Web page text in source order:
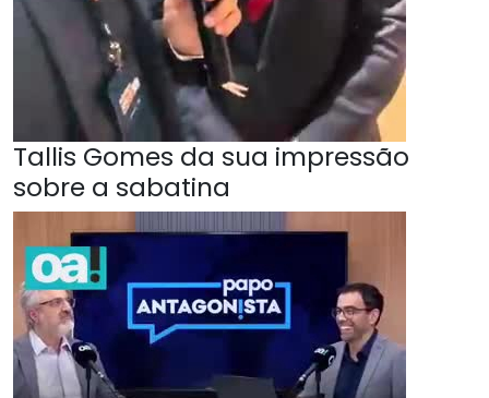
Tallis Gomes da sua impressão
sobre a sabatina